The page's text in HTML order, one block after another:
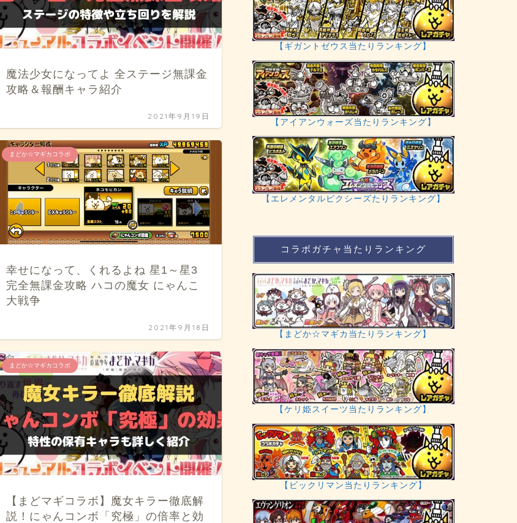
魔法少女になってよ 全ステージ無課金
攻略＆報酬キャラ紹介
2021年9月19日
まどか☆マギカコラボ
幸せになって、くれるよね 星1～星3
完全無課金攻略 ハコの魔女 にゃんこ
大戦争
2021年9月18日
まどか☆マギカコラボ
【まどマギコラボ】魔女キラー徹底解
説！にゃんコンボ「究極」の倍率と効
【ギガントゼウス当たりランキング】
【アイアンウォーズ当たりランキング】
【エレメンタルピクシーズたりランキング】
コラボガチャ当たりランキング
【まどか☆マギカ当たりランキング】
【ケリ姫スイーツ当たりランキング】
【ビックリマン当たりランキング】